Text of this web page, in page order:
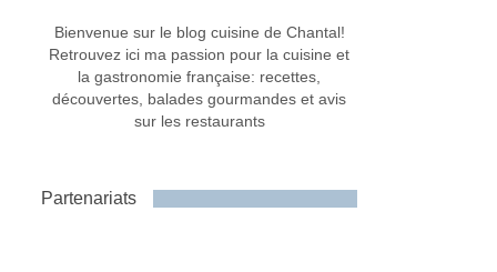
Bienvenue sur le blog cuisine de Chantal!
Retrouvez ici ma passion pour la cuisine et
la gastronomie française: recettes,
découvertes, balades gourmandes et avis
sur les restaurants
Partenariats